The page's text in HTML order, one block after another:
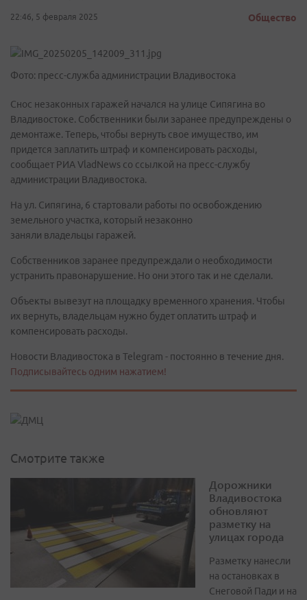
22:46, 5 февраля 2025 Общество
Фото: пресс-служба администрации Владивостока
Снос незаконных гаражей начался на улице Сипягина во
Владивостоке. Собственники были заранее предупреждены о
демонтаже. Теперь, чтобы вернуть свое имущество, им
придется заплатить штраф и компенсировать расходы,
сообщает РИА VladNews со ссылкой на пресс-службу
администрации Владивостока.
На ул. Сипягина, 6 стартовали работы по освобождению
земельного участка, который незаконно
заняли владельцы гаражей.
Собственников заранее предупреждали о необходимости
устранить правонарушение. Но они этого так и не сделали.
Объекты вывезут на площадку временного хранения. Чтобы
их вернуть, владельцам нужно будет оплатить штраф и
компенсировать расходы.
Новости Владивостока в Telegram - постоянно в течение дня.
Подписывайтесь одним нажатием!
Смотрите также
Дорожники
Владивостока
обновляют
разметку на
улицах города
Разметку нанесли
на остановках в
Снеговой Пади и на